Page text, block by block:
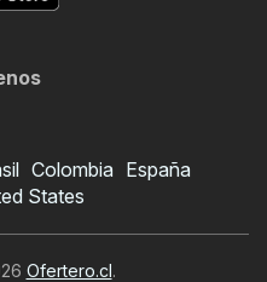
Colombia España
States
Ofertero.cl.